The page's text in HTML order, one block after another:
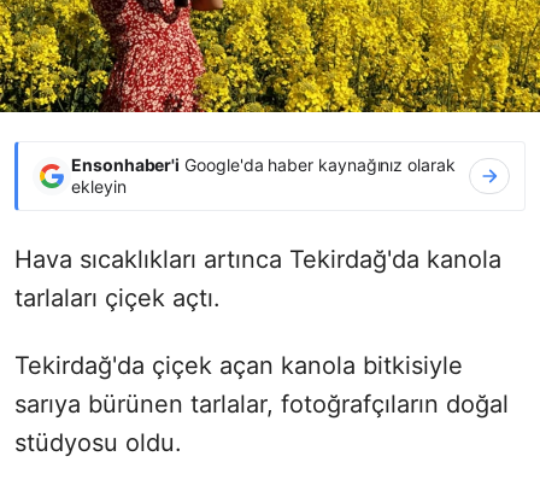
Ensonhaber'i Google'da haber kaynağınız olarak
ekleyin
Hava sıcaklıkları artınca Tekirdağ'da kanola
tarlaları çiçek açtı.
Tekirdağ'da çiçek açan kanola bitkisiyle
sarıya bürünen tarlalar, fotoğrafçıların doğal
stüdyosu oldu.